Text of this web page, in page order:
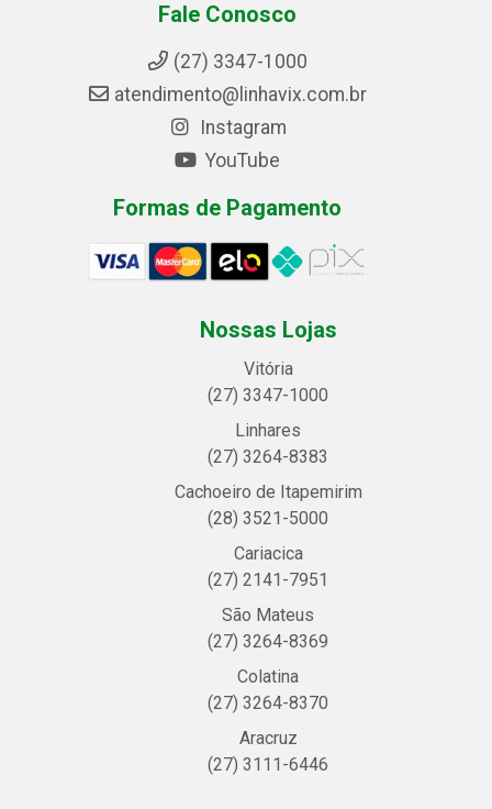
Fale Conosco
(27) 3347-1000
atendimento@linhavix.com.br
Instagram
YouTube
Formas de Pagamento
Nossas Lojas
Vitória
(27) 3347-1000
Linhares
(27) 3264-8383
Cachoeiro de Itapemirim
(28) 3521-5000
Cariacica
(27) 2141-7951
São Mateus
(27) 3264-8369
Colatina
(27) 3264-8370
Aracruz
(27) 3111-6446